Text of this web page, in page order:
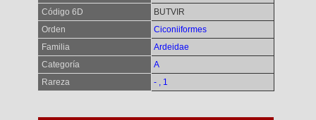
Código 6D
BUTVIR
Orden
Ciconiiformes
Familia
Ardeidae
Categoría
A
Rareza
- , 1